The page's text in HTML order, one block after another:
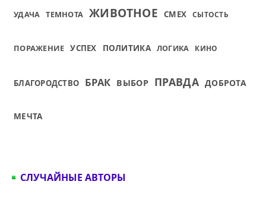
УДАЧА ТЕМНОТА ЖИВОТНОЕ СМЕХ СЫТОСТЬ
ПОРАЖЕНИЕ УСПЕХ ПОЛИТИКА ЛОГИКА КИНО
БЛАГОРОДСТВО БРАК ВЫБОР ПРАВДА ДОБРОТА
МЕЧТА
СЛУЧАЙНЫЕ АВТОРЫ